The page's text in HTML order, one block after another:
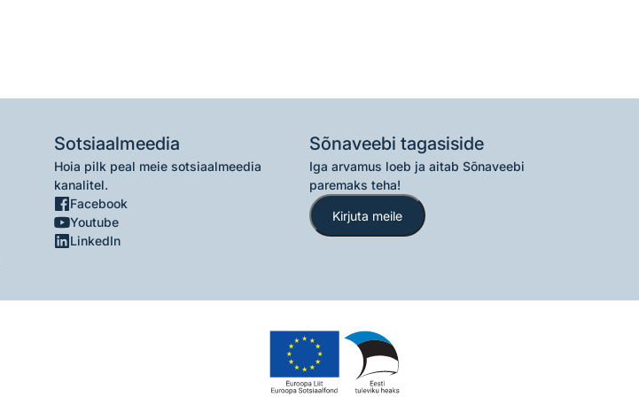
Sotsiaalmeedia
Hoia pilk peal meie sotsiaalmeedia
kanalitel.
Facebook
Youtube
LinkedIn
Sõnaveebi tagasiside
Iga arvamus loeb ja aitab Sõnaveebi
paremaks teha!
Kirjuta meile